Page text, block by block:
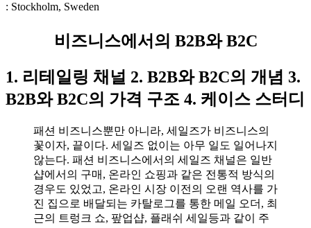
: Stockholm, Sweden
비즈니스에서의 B2B와 B2C
1. 리테일링 채널 2. B2B와 B2C의 개념 3.
B2B와 B2C의 가격 구조 4. 케이스 스터디
패션 비즈니스뿐만 아니라, 세일즈가 비즈니스의
꽃이자, 끝이다. 세일즈 없이는 아무 일도 일어나지
않는다. 패션 비즈니스에서의 세일즈 채널은 일반
샵에서의 구매, 온라인 쇼핑과 같은 전통적 방식의
경우도 있었고, 온라인 시장 이전의 오랜 역사를 가
진 집으로 배달되는 카탈로그를 통한 메일 오더, 최
근의 트렁크 쇼, 팦업샵, 플래쉬 세일등과 같이 주